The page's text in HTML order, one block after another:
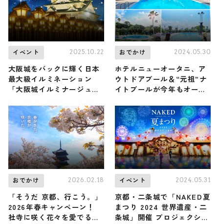
イベント 2025.10.22
大阪城をバックに輝く日本
最大級イルミネーション
「大阪城イルミナージュ」
のテーマは「豊臣の夢…天
下統一」
おでかけ 2024.05.30
ホテルニューオータニ、ア
ウトドアプール＆“元祖”ナ
イトプールが今年もオープ
堪能
おでかけ 2026.02.18
「そうだ 京都、行こう。」
2026年春キャンペーン！
社寺に咲く花々を愛でる
イベント 2024.05.31
京都・二条城で「NAKED夏
まつり 2024 世界遺産・二
条城」開催 プロジェクショ